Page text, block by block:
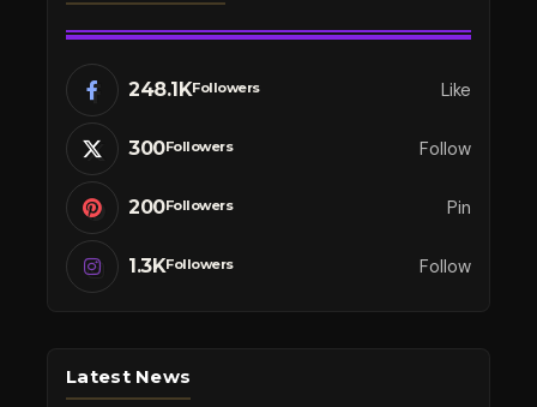
248.1KFollowers Like
300Followers Follow
200Followers Pin
1.3KFollowers Follow
Latest News